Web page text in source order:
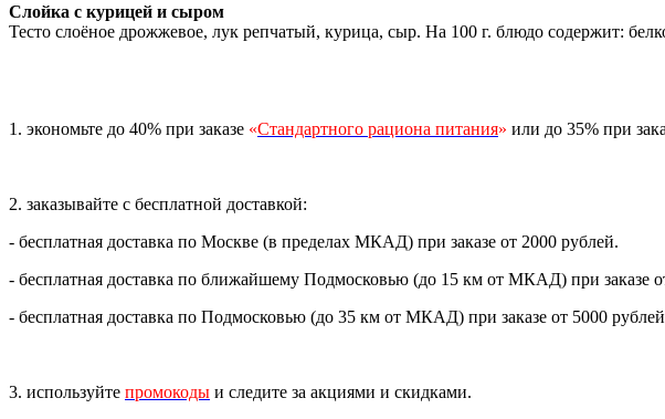
Слойка с курицей и сыром
Тесто слоёное дрожжевое, лук репчатый, курица, сыр. На 100 г. блюдо содержит:
1. экономьте до 40% при заказе «Стандартного рациона питания» или до 35% при
2. заказывайте с бесплатной доставкой:
- бесплатная доставка по Москве (в пределах МКАД) при заказе от 2000 рублей.
- бесплатная доставка по ближайшему Подмосковью (до 15 км от МКАД) при заказе
- бесплатная доставка по Подмосковью (до 35 км от МКАД) при заказе от 5000 рублей
3. используйте промокоды и следите за акциями и скидками.